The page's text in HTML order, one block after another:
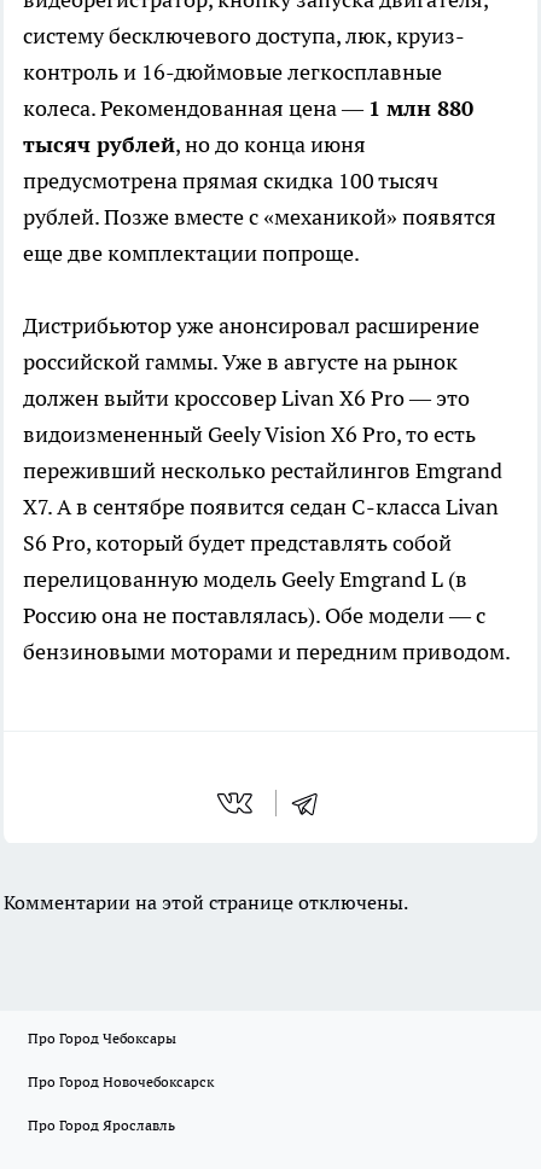
систему бесключевого доступа, люк, круиз-
контроль и 16-дюймовые легкосплавные
колеса. Рекомендованная цена — 1 млн 880
тысяч рублей, но до конца июня
предусмотрена прямая скидка 100 тысяч
рублей. Позже вместе с «механикой» появятся
еще две комплектации попроще.
Дистрибьютор уже анонсировал расширение
российской гаммы. Уже в августе на рынок
должен выйти кроссовер Livan X6 Pro — это
видоизмененный Geely Vision X6 Pro, то есть
переживший несколько рестайлингов Emgrand
X7. А в сентябре появится седан C-класса Livan
S6 Pro, который будет представлять собой
перелицованную модель Geely Emgrand L (в
Россию она не поставлялась). Обе модели — с
бензиновыми моторами и передним приводом.
Комментарии на этой странице отключены.
Про Город Чебоксары
Про Город Новочебоксарск
Про Город Ярославль